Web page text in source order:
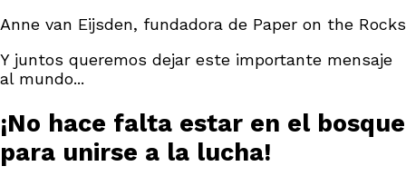
Anne van Eijsden, fundadora de Paper on the Rocks
Y juntos queremos dejar este importante mensaje
al mundo...
¡No hace falta estar en el bosque
para unirse a la lucha!